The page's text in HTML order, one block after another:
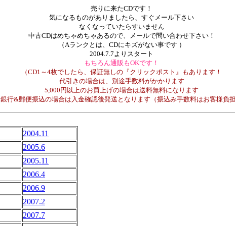
売りに来たCDです！
気になるものがありましたら、すぐメール下さい
なくなっていたらすいません
中古CDはめちゃめちゃあるので、メールで問い合わせ下さい！
（Aランクとは、CDにキズがない事です ）
2004.7.7よりスタート
もちろん通販もOKです！
（CD1～4枚でしたら、保証無しの『クリックポスト』もあります！
代引きの場合は、別途手数料がかかります
5,000円以上のお買上げの場合は送料無料になります
銀行&郵便振込の場合は入金確認後発送となります（振込み手数料はお客様負
2004.11
2005.6
2005.11
2006.4
2006.9
2007.2
2007.7